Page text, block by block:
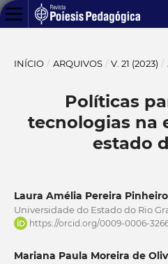
INÍCIO / ARQUIVOS / V. 21 (2023) /
Políticas
tecnologias na
estado
Laura Amélia Pereira Pinheiro
Universidade do Estado do Rio
https://orcid.org/0009-0006-
Mariana Paula Moreira de